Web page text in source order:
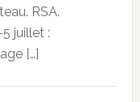
RSA.
juillet :
[…]